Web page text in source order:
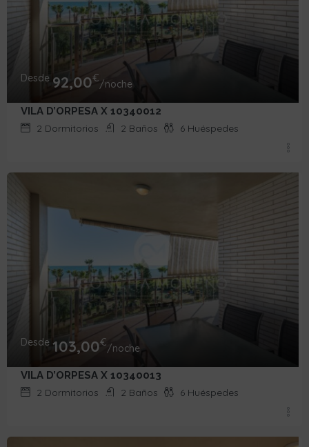
Desde 92,00€/noche
VILA D’ORPESA X 10340012
2 Dormitorios 2 Baños 6 Huéspedes
Desde 103,00€/noche
VILA D’ORPESA X 10340013
2 Dormitorios 2 Baños 6 Huéspedes